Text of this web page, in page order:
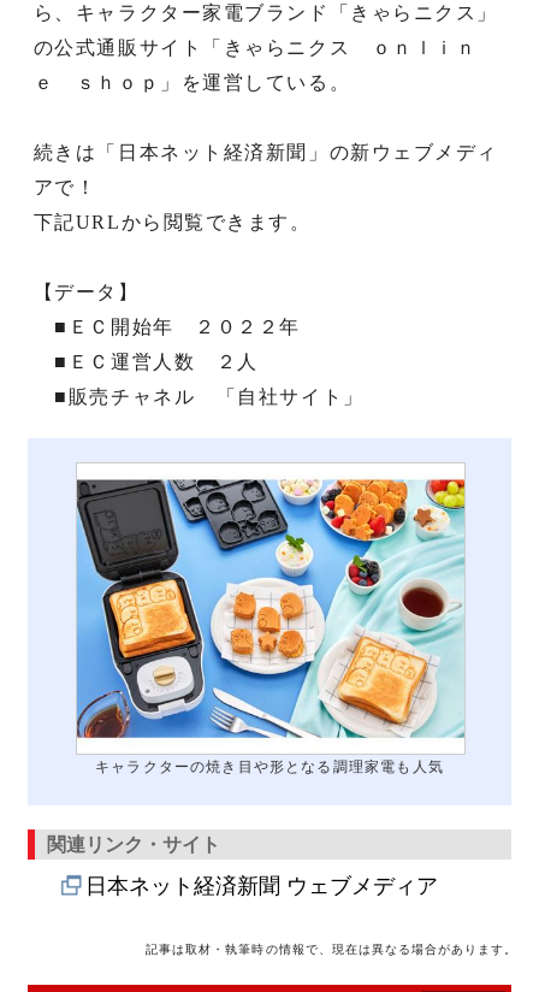
ら、キャラクター家電ブランド「きゃらニクス」
の公式通販サイト「きゃらニクス ｏｎｌｉｎ
ｅ ｓｈｏｐ」を運営している。
続きは「日本ネット経済新聞」の新ウェブメディ
アで！
下記URLから閲覧できます。
【データ】
■ＥＣ開始年 ２０２２年
■ＥＣ運営人数 ２人
■販売チャネル 「自社サイト」
キャラクターの焼き目や形となる調理家電も人気
関連リンク・サイト
日本ネット経済新聞 ウェブメディア
記事は取材・執筆時の情報で、現在は異なる場合があります。